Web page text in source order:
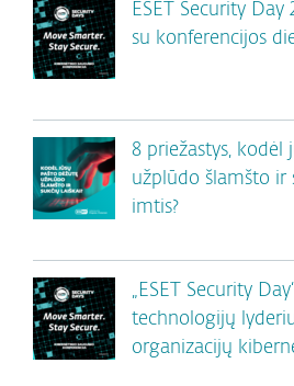
ESET Security
su konferencijos
8 priežastys, kodėl
užplūdo šlamšto ir
imtis?
„ESET Security
technologijų
organizacijų